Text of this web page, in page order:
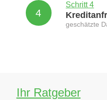
4
Schritt 4
geschätzte
Ihr Ratgeber